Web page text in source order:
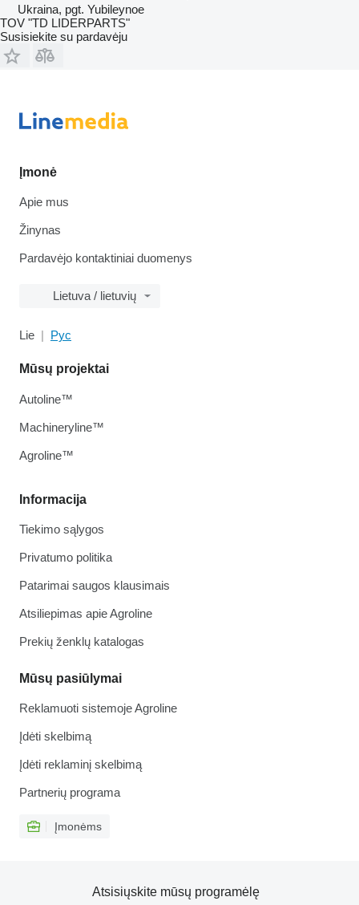
Ukraina, pgt. Yubileynoe
TOV "TD LIDERPARTS"
Susisiekite su pardavėju
Įmonė
Apie mus
Žinynas
Pardavėjo kontaktiniai duomenys
Lietuva / lietuvių
Lie Рус
Informacija
Tiekimo sąlygos
Privatumo politika
Patarimai saugos klausimais
Atsiliepimas apie Agroline
Prekių ženklų katalogas
Mūsų pasiūlymai
Reklamuoti sistemoje Agroline
Įdėti skelbimą
Įdėti reklaminį skelbimą
Partnerių programa
Įmonėms
Mūsų projektai
Autoline™
Machineryline™
Agroline™
Atsisiųskite mūsų programėlę